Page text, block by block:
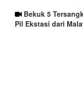
Bekuk 5
Pil Ekstasi dari